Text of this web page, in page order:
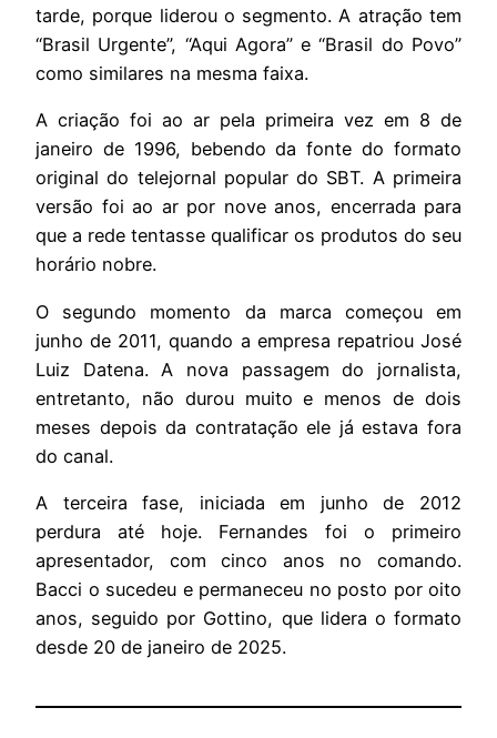
tarde, porque liderou o segmento. A atração tem
“Brasil Urgente”, “Aqui Agora” e “Brasil do Povo”
como similares na mesma faixa.
A criação foi ao ar pela primeira vez em 8 de
janeiro de 1996, bebendo da fonte do formato
original do telejornal popular do SBT. A primeira
versão foi ao ar por nove anos, encerrada para
que a rede tentasse qualificar os produtos do seu
horário nobre.
O segundo momento da marca começou em
junho de 2011, quando a empresa repatriou José
Luiz Datena. A nova passagem do jornalista,
entretanto, não durou muito e menos de dois
meses depois da contratação ele já estava fora
do canal.
A terceira fase, iniciada em junho de 2012
perdura até hoje. Fernandes foi o primeiro
apresentador, com cinco anos no comando.
Bacci o sucedeu e permaneceu no posto por oito
anos, seguido por Gottino, que lidera o formato
desde 20 de janeiro de 2025.